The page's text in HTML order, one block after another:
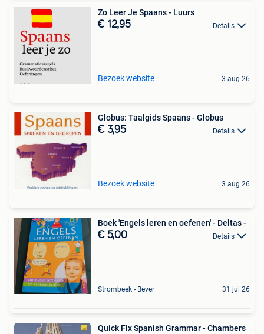
Zo Leer Je Spaans - Luurs
€ 12,95 Details
Bezoek website 3 aug 26
Globus: Taalgids Spaans - Globus
€ 3,95 Details
Bezoek website 3 aug 26
Boek 'Engels leren en oefenen' - Deltas -
€ 5,00 Details
Strombeek - Bever 31 jul 26
Quick Fix Spanish Grammar - Chambers